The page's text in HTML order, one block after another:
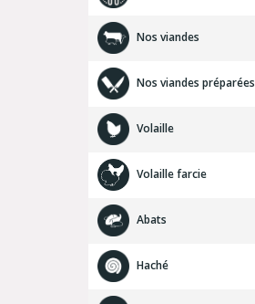
Nos viandes
Boeuf
Lapin
Veau
Nos viandes préparées
Colis
Porc
Volaille
Dinde
Volaille farcie
Abats
Haché